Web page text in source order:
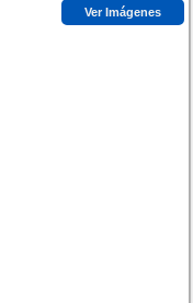
Ver Imágenes